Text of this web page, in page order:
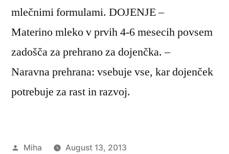
mlečnimi formulami. DOJENJE –
Materino mleko v prvih 4-6 mesecih povsem
zadošča za prehrano za dojenčka. –
Naravna prehrana: vsebuje vse, kar dojenček
potrebuje za rast in razvoj.
Posted
Miha
August 13, 2013